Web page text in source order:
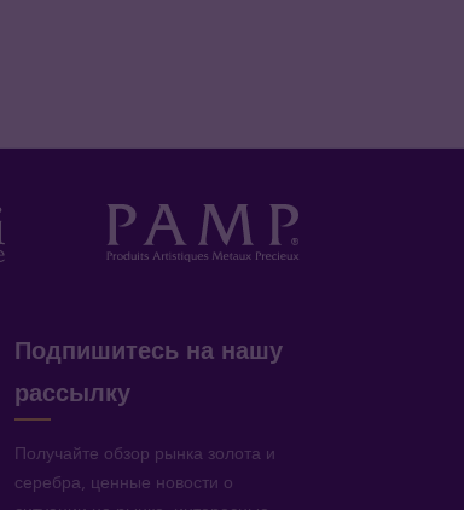
Подпишитесь на нашу
рассылку
Получайте обзор рынка золота и
серебра, ценные новости о